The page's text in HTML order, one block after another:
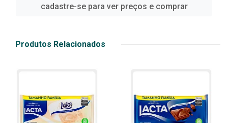
cadastre-se para ver preços e comprar
Produtos Relacionados